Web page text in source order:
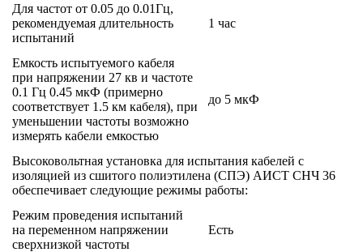
Для частот от 0.05 до 0.01Гц,
рекомендуемая длительность
испытаний
1 час
Емкость испытуемого кабеля
при напряжении 27 кв и частоте
0.1 Гц 0.45 мкФ (примерно
соответствует 1.5 км кабеля), при
уменьшении частоты возможно
измерять кабели емкостью
до 5 мкФ
Высоковольтная установка для испытания кабелей с
изоляцией из сшитого полиэтилена (СПЭ) АИСТ СНЧ 36
обеспечивает следующие режимы работы:
Режим проведения испытаний
на переменном напряжении
сверхнизкой частоты
Есть